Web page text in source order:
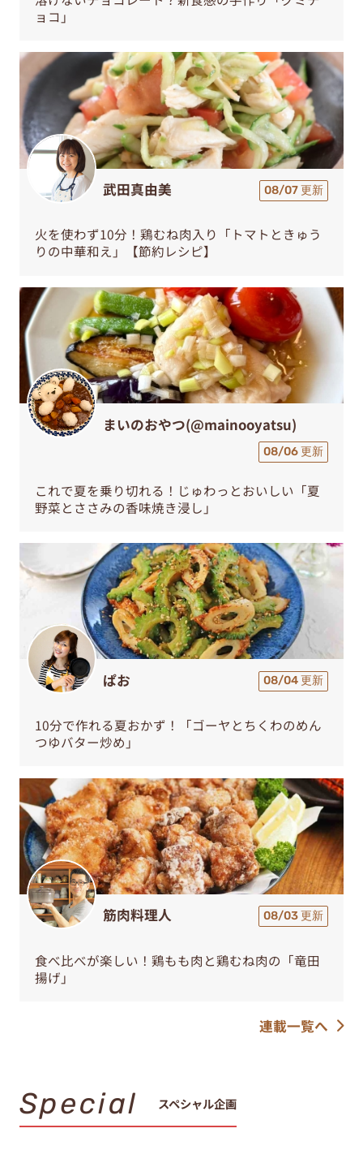
ョコ」
武田真由美 08/07 更新
火を使わず10分！鶏むね肉入り「トマトときゅう
りの中華和え」【節約レシピ】
まいのおやつ(@mainooyatsu)
08/06 更新
これで夏を乗り切れる！じゅわっとおいしい「夏
野菜とささみの香味焼き浸し」
ぱお 08/04 更新
10分で作れる夏おかず！「ゴーヤとちくわのめん
つゆバター炒め」
筋肉料理人 08/03 更新
食べ比べが楽しい！鶏もも肉と鶏むね肉の「竜田
揚げ」
連載一覧へ
Special スペシャル企画